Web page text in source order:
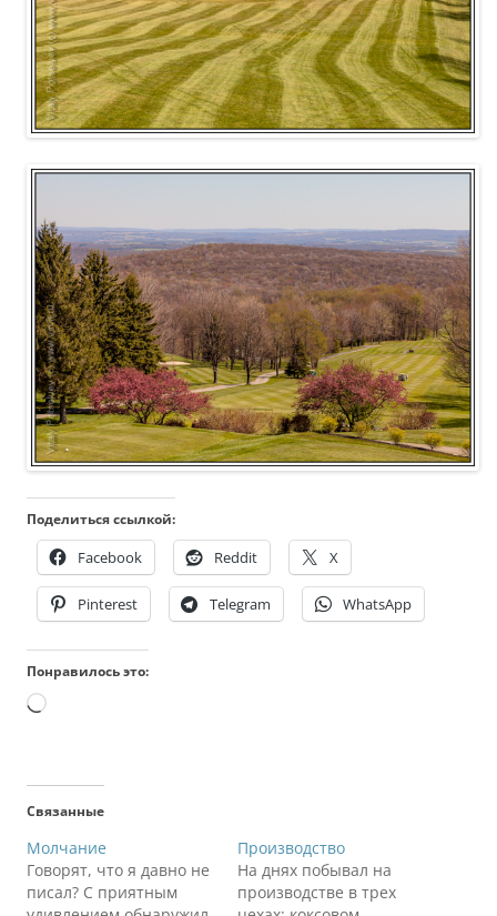
Поделиться ссылкой:
Facebook Reddit X
Pinterest Telegram WhatsApp
Понравилось это:
Загрузка…
Связанные
Молчание
Говорят, что я давно не
писал? С приятным
Производство
На днях побывал на
производстве в трех